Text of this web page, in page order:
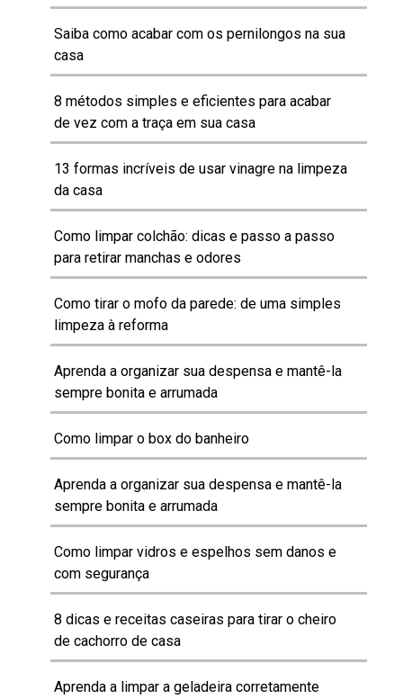
Saiba como acabar com os pernilongos na sua
casa
8 métodos simples e eficientes para acabar
de vez com a traça em sua casa
13 formas incríveis de usar vinagre na limpeza
da casa
Como limpar colchão: dicas e passo a passo
para retirar manchas e odores
Como tirar o mofo da parede: de uma simples
limpeza à reforma
Aprenda a organizar sua despensa e mantê-la
sempre bonita e arrumada
Como limpar o box do banheiro
Aprenda a organizar sua despensa e mantê-la
sempre bonita e arrumada
Como limpar vidros e espelhos sem danos e
com segurança
8 dicas e receitas caseiras para tirar o cheiro
de cachorro de casa
Aprenda a limpar a geladeira corretamente